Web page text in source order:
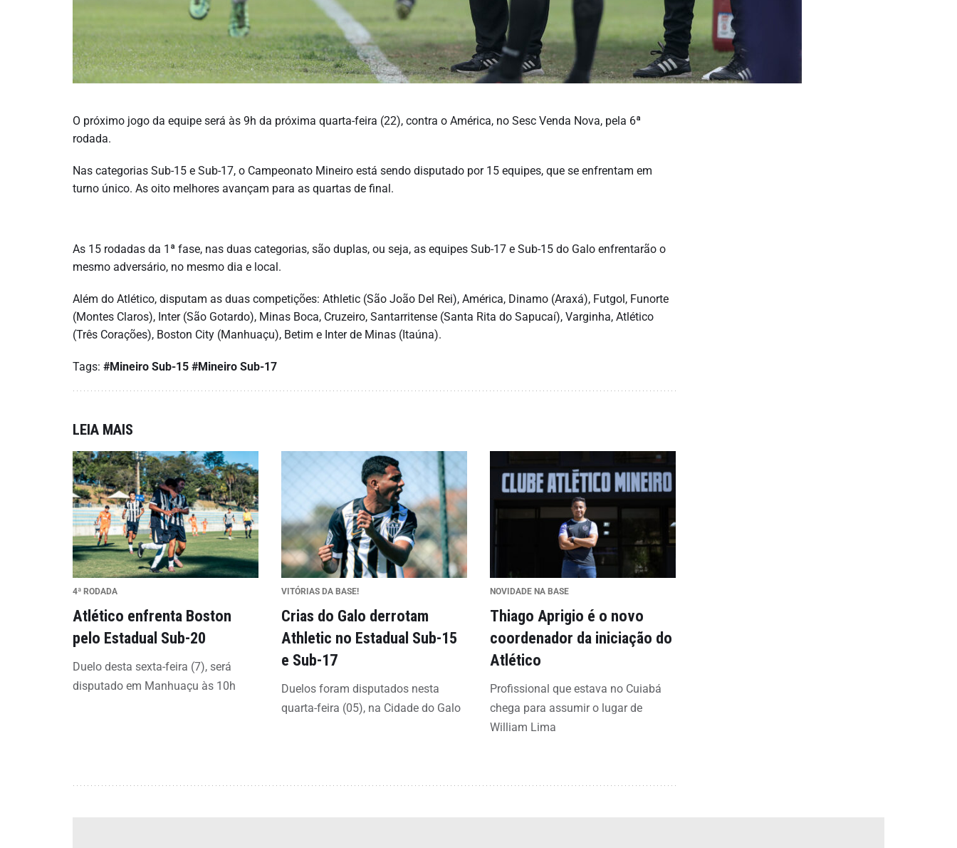
O próximo jogo da equipe será às 9h da próxima quarta-feira (22), contra o América, no Sesc Venda Nova, pela 6ª
rodada.
Nas categorias Sub-15 e Sub-17, o Campeonato Mineiro está sendo disputado por 15 equipes, que se enfrentam em
turno único. As oito melhores avançam para as quartas de final.
As 15 rodadas da 1ª fase, nas duas categorias, são duplas, ou seja, as equipes Sub-17 e Sub-15 do Galo enfrentarão o
mesmo adversário, no mesmo dia e local.
Além do Atlético, disputam as duas competições: Athletic (São João Del Rei), América, Dinamo (Araxá), Futgol, Funorte
(Montes Claros), Inter (São Gotardo), Minas Boca, Cruzeiro, Santarritense (Santa Rita do Sapucaí), Varginha, Atlético
(Três Corações), Boston City (Manhuaçu), Betim e Inter de Minas (Itaúna).
Tags: #Mineiro Sub-15 #Mineiro Sub-17
LEIA MAIS
4ª RODADA
Atlético enfrenta Boston
pelo Estadual Sub-20
Duelo desta sexta-feira (7), será
disputado em Manhuaçu às 10h
VITÓRIAS DA BASE!
Crias do Galo derrotam
Athletic no Estadual Sub-15
e Sub-17
Duelos foram disputados nesta
quarta-feira (05), na Cidade do Galo
NOVIDADE NA BASE
Thiago Aprigio é o novo
coordenador da iniciação do
Atlético
Profissional que estava no Cuiabá
chega para assumir o lugar de
William Lima